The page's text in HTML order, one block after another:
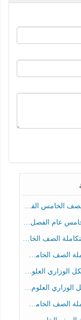
الثالث 2025-2026
عام الفصل الثالث
الفصل الثالث
عام الفصل الثالث